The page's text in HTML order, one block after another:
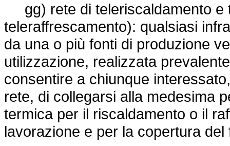
gg) rete di teleriscaldamento e
teleraffrescamento): qualsiasi
da una o più fonti di produzione
utilizzazione, realizzata
consentire a chiunque
rete, di collegarsi alla medesima
termica per il riscaldamento o il
lavorazione e per la copertura